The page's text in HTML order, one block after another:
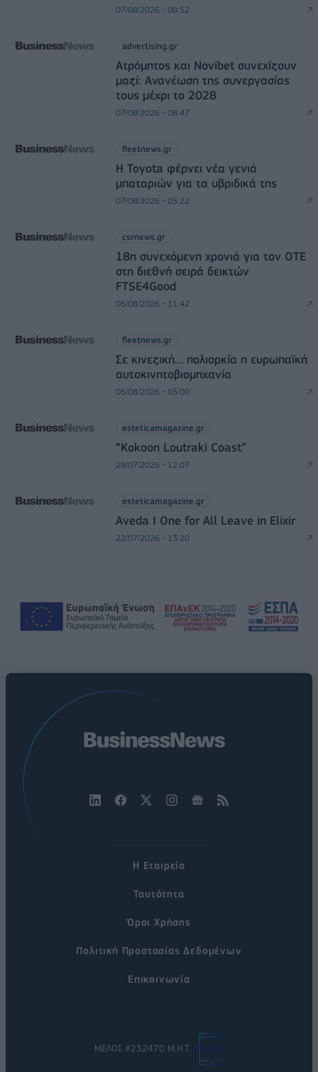
07/08/2026 - 08:52
advertising.gr
Ατρόμητος και Novibet συνεχίζουν
μαζί: Ανανέωση της συνεργασίας
τους μέχρι το 2028
07/08/2026 - 08:47
fleetnews.gr
Η Toyota φέρνει νέα γενιά
μπαταριών για τα υβριδικά της
07/08/2026 - 05:22
csrnews.gr
18η συνεχόμενη χρονιά για τον ΟΤΕ
στη διεθνή σειρά δεικτών
FTSE4Good
06/08/2026 - 11:42
fleetnews.gr
Σε κινεζική… πολιορκία η ευρωπαϊκή
αυτοκινητοβιομηχανία
06/08/2026 - 05:00
esteticamagazine.gr
“Kokoon Loutraki Coast”
28/07/2026 - 12:07
esteticamagazine.gr
Aveda I One for All Leave in Elixir
22/07/2026 - 13:20
Η Εταιρεία
Ταυτότητα
Όροι Χρήσης
Πολιτική Προστασίας Δεδομένων
Επικοινωνία
ΜΕΛΟΣ #232470 Μ.Η.Τ.